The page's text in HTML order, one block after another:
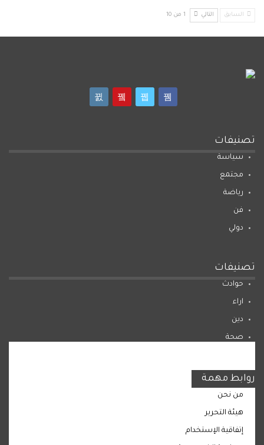
السابق التالي 1 من 10
تصنيفات
سياسة
مجتمع
رياضة
فن
دولي
تصنيفات
حوادث
اراء
دين
صحة
روابط مهمة
من نحن
هيئة التحرير
إتفاقية الإستخدام